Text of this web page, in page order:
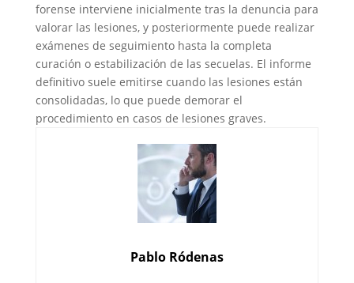
forense interviene inicialmente tras la denuncia para
valorar las lesiones, y posteriormente puede realizar
exámenes de seguimiento hasta la completa
curación o estabilización de las secuelas. El informe
definitivo suele emitirse cuando las lesiones están
consolidadas, lo que puede demorar el
procedimiento en casos de lesiones graves.
Pablo Ródenas